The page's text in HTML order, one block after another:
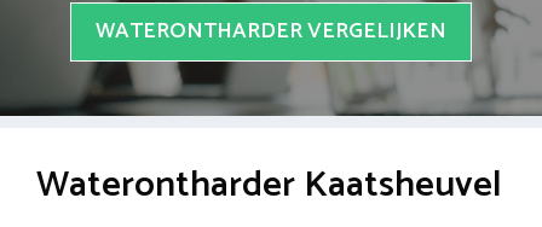
WATERONTHARDER VERGELIJKEN
Waterontharder Kaatsheuvel